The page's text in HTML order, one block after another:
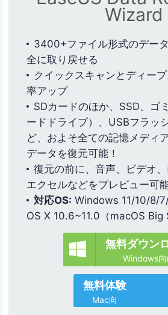
Wizard
3400+ファイル形式のデー
全に取り戻せる
クイックスキャンとディー
率アップ
SDカードのほか、SSD、ゴ
ードドライブ）、USBフラッ
ど、およそ全ての記憶メディ
データを復元可能！
復元の前に、音声、ビデオ、
エクセルなどをプレビュー可能
対応OS: Windows 11/10/8/
OS X 10.6~11.0（macOS Big
無料ダウン
Windows向
無料体験
Mac向